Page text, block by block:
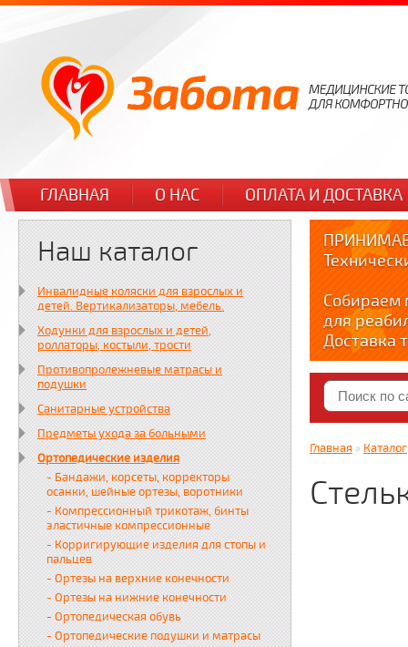
ГЛАВНАЯ О НАС ОПЛАТА И ДОСТАВКА
Наш каталог
Инвалидные коляски для взрослых и
детей. Вертикализаторы, мебель.
Ходунки для взрослых и детей,
роллаторы, костыли, трости
Противопролежневые матрасы и
подушки
Санитарные устройства
Предметы ухода за больными
Ортопедические изделия
- Бандажи, корсеты, корректоры
осанки, шейные ортезы, воротники
- Компрессионный трикотаж, бинты
эластичные компрессионные
- Корригирующие изделия для стопы и
пальцев
- Ортезы на верхние конечности
- Ортезы на нижние конечности
- Ортопедическая обувь
- Ортопедические подушки и матрасы
Собираем
для
Доставка
по тел.
Краткие
Яндекс.
zabota16.ru
Главная » Каталог